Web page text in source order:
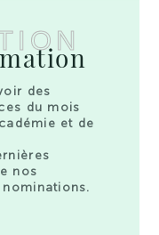
des
du mois
et de
nos